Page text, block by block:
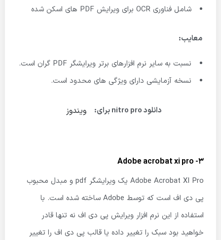
شامل فناوری OCR برای ویرایش PDF های اسکن شده
معایب:
نسبت به سایر نرم افزارهای برتر ویرایشگر PDF گران است.
نسخه آزمایشی دارای ویژگی های محدود است.
دانلود nitro pro برای: ویندوز
3- Adobe acrobat xi pro
Adobe Acrobat XI Pro یک ویرایشگر pdf و مبدل محبوب
پی دی اف است که توسط Adobe ساخته شده است. با
استفاده از این نرم افزار ویرایش پی دی اف نه تنها قادر
خواهید بود سبک را تغییر داده یا قالب پی دی اف را تغییر